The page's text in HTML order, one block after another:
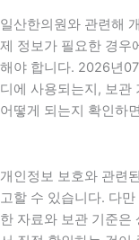
일산한의원와 관련해
제 정보가 필요한 경우
해야 합니다. 2026년
디에 사용되는지, 보관
어떻게 되는지 확인하
개인정보 보호와 관련
고할 수 있습니다. 다
한 자료와 보관 기준은